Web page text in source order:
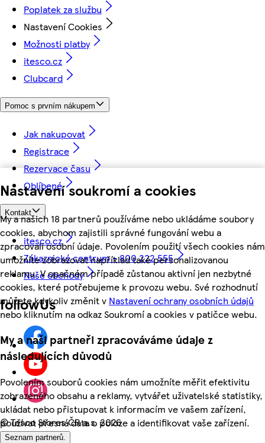
Nastavení soukromí a cookies
My a našich 18 partnerů používáme nebo ukládáme soubory
cookies, abychom zajistili správné fungování webu a
zpracovali osobní údaje. Povolením použití všech cookies nám
umožníte zobrazovat například také personalizovanou
reklamu. V opačném případě zůstanou aktivní jen nezbytné
cookies, které potřebujeme k provozu webu. Své rozhodnutí
můžete kdykoliv změnit v Nastavení ochrany osobních údajů
nebo kliknutím na odkaz Soukromí a cookies v patičce webu.
My a naši partneři zpracováváme údaje z
následujících důvodů
Povolením souborů cookies nám umožníte měřit efektivitu
zobrazeného obsahu a reklamy, vytvářet uživatelské statistiky,
ukládat nebo přistupovat k informacím ve vašem zařízení,
používat přesná data o poloze a identifikovat vaše zařízení.
Seznam partnerů.
Poplatek za službu
Nastavení Cookies
Možnosti platby
itesco.cz
Clubcard
Pomoc s prvním nákupem
Jak nakupovat
Registrace
Rezervace času
Oblíbené
Kontakt
itesco.cz
Zákaznické centrum - 800 222 555
Naše obchody
followUs
©Tesco Stores ČR a.s. 2026